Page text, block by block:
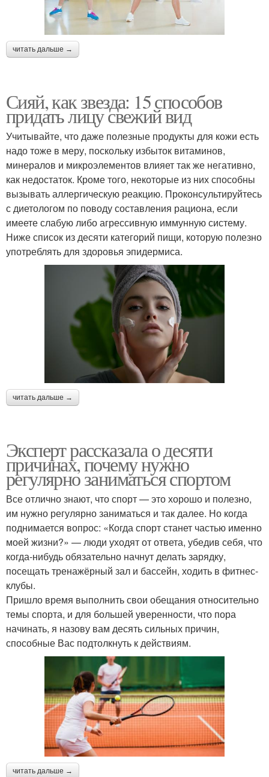
читать дальше →
Сияй, как звезда: 15 способов
придать лицу свежий вид
Учитывайте, что даже полезные продукты для кожи есть
надо тоже в меру, поскольку избыток витаминов,
минералов и микроэлементов влияет так же негативно,
как недостаток. Кроме того, некоторые из них способны
вызывать аллергическую реакцию. Проконсультируйтесь
с диетологом по поводу составления рациона, если
имеете слабую либо агрессивную иммунную систему.
Ниже список из десяти категорий пищи, которую полезно
употреблять для здоровья эпидермиса.
читать дальше →
Эксперт рассказала о десяти
причинах, почему нужно
регулярно заниматься спортом
Все отлично знают, что спорт — это хорошо и полезно,
им нужно регулярно заниматься и так далее. Но когда
поднимается вопрос: «Когда спорт станет частью именно
моей жизни?» — люди уходят от ответа, убедив себя, что
когда-нибудь обязательно начнут делать зарядку,
посещать тренажёрный зал и бассейн, ходить в фитнес-
клубы.
Пришло время выполнить свои обещания относительно
темы спорта, и для большей уверенности, что пора
начинать, я назову вам десять сильных причин,
способные Вас подтолкнуть к действиям.
читать дальше →